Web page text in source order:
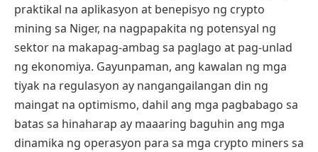
praktikal na aplikasyon at benepisyo ng crypto
mining sa Niger, na nagpapakita ng potensyal ng
sektor na makapag-ambag sa paglago at pag-unlad
ng ekonomiya. Gayunpaman, ang kawalan ng mga
tiyak na regulasyon ay nangangailangan din ng
maingat na optimismo, dahil ang mga pagbabago sa
batas sa hinaharap ay maaaring baguhin ang mga
dinamika ng operasyon para sa mga crypto miners sa